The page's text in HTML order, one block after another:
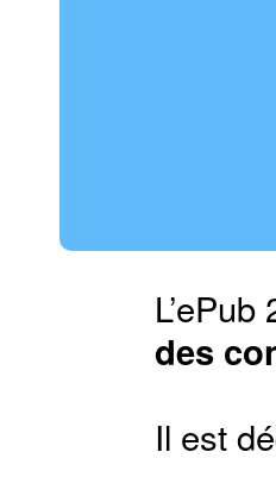
des
Il est